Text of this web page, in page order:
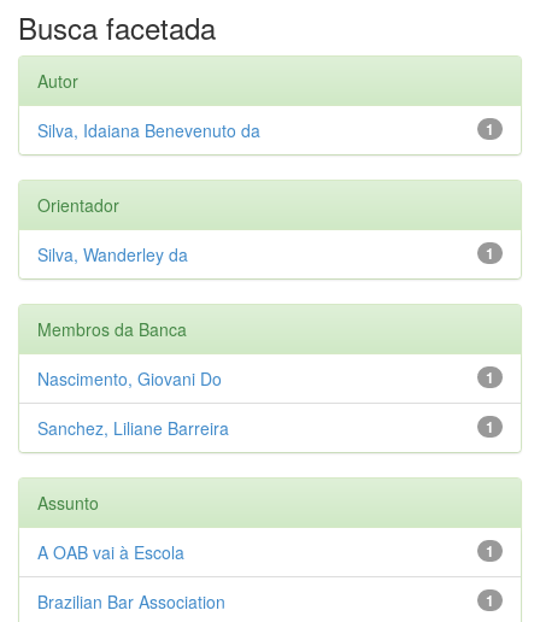
Busca facetada
Autor
1
Silva, Idaiana Benevenuto da
Orientador
1
Silva, Wanderley da
Membros da Banca
1
Nascimento, Giovani Do
1
Sanchez, Liliane Barreira
Assunto
1
A OAB vai à Escola
1
Brazilian Bar Association